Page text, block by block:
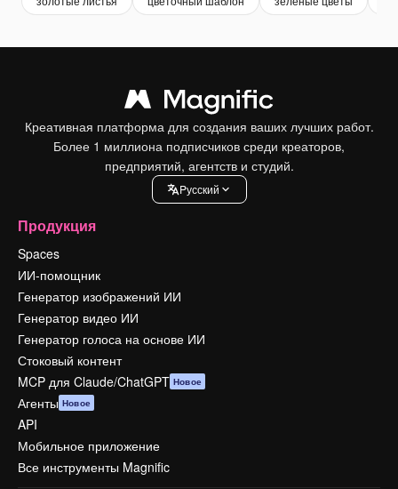
Креативная платформа для создания ваших лучших работ.
Более 1 миллиона подписчиков среди креаторов,
предприятий, агентств и студий.
Pусский
Продукция
Spaces
ИИ-помощник
Генератор изображений ИИ
Генератор видео ИИ
Генератор голоса на основе ИИ
Стоковый контент
MCP для Claude/ChatGPT Новое
Агенты Новое
API
Мобильное приложение
Все инструменты Magnific